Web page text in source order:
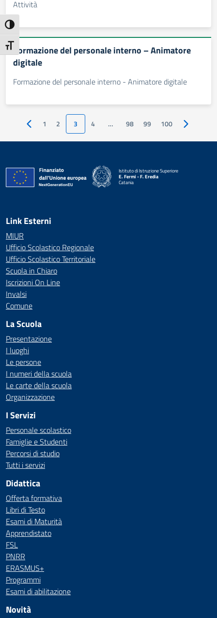
Attiva/disattiva alto contrasto
Attiva/disattiva dimensione testo
Attività
Formazione del personale interno – Animatore
digitale
Formazione del personale interno - Animatore digitale
Pagina precedente
1 2 3 4 … 98 99 100 Pagina
Istituto di Istruzione Superiore
E. Fermi - F. Eredia
Catania
Link Esterni
MIUR
Ufficio Scolastico Regionale
Ufficio Scolastico Territoriale
Scuola in Chiaro
Iscrizioni On Line
Invalsi
Comune
La Scuola
Presentazione
I luoghi
Le persone
I numeri della scuola
Le carte della scuola
Organizzazione
I Servizi
Personale scolastico
Famiglie e Studenti
Percorsi di studio
Tutti i servizi
Didattica
Offerta formativa
Libri di Testo
Esami di Maturità
Apprendistato
FSL
PNRR
ERASMUS+
Programmi
Esami di abilitazione
Novità